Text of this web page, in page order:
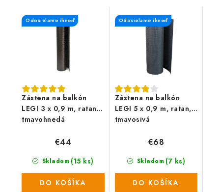
Zástena na balkón
LEGI 3 x 0,9 m, ratan,
tmavohnedá
Odosielame ihneď
Skladom (15 ks)
€44
DO KOŠÍKA
Zástena na balkón
LEGI 5 x 0,9 m, ratan,
tmavosivá
Odosielame ihneď
Skladom (7 ks)
€68
DO KOŠÍKA